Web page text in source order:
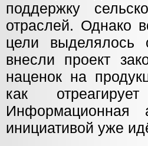
поддержку
отраслей. Однако
цели выделялось
внесли проект
наценок на
как
инициативой уже